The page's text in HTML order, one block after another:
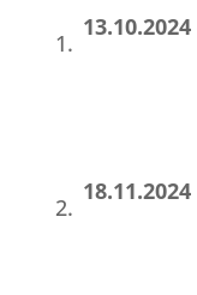
1.
13.10.2024
2.
18.11.2024